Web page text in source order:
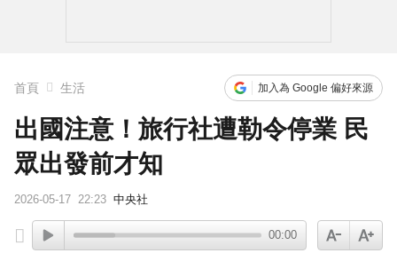
首頁 生活 加入為 Google 偏好來源
出國注意！旅行社遭勒令停業 民
眾出發前才知
2026-05-17 22:23 中央社
00:00